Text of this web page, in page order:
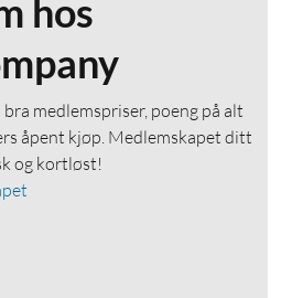
hos
medlemspriser, poeng på alt
åpent kjøp. Medlemskapet ditt
og kortløst!